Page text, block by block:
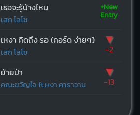
เธอจะรู้บ้างไหม
เสก โลโซ
+New
Entry
เหงา คิดถึง รอ (คอร์ด ง่ายๆ)
เสก โลโซ
▼
-2
ย้ายป่า
คณะขวัญใจ ft.หงา คาราวาน
▼
-13